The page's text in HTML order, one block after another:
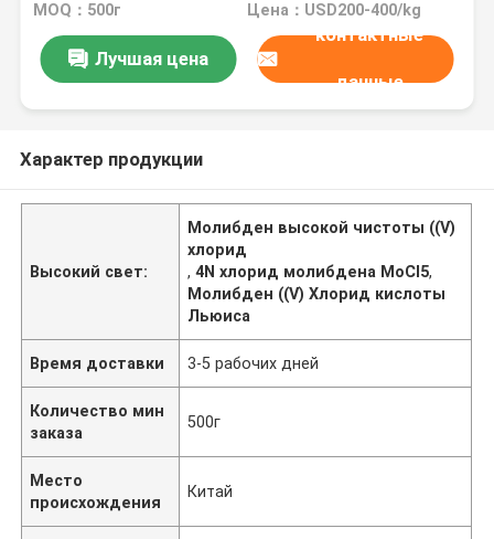
кислотностью Льюиса и его ролью ключевого
промежуточного вещества в химии молибдена
MOQ：500г Цена：USD200-400/kg
Лучшая цена
контактные
данные
Характер продукции
Высокий свет:
Молибден высокой чистоты ((V)
хлорид
,4N хлорид молибдена MoCl5,
Молибден ((V) Хлорид кислоты
Льюиса
Время доставки 3-5 рабочих дней
Количество мин
заказа
500г
Место
происхождения
Китай